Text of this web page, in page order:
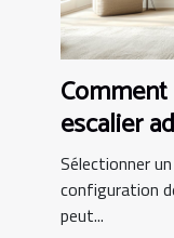
escalier
et budget
Sélectionner
configuration
peut...